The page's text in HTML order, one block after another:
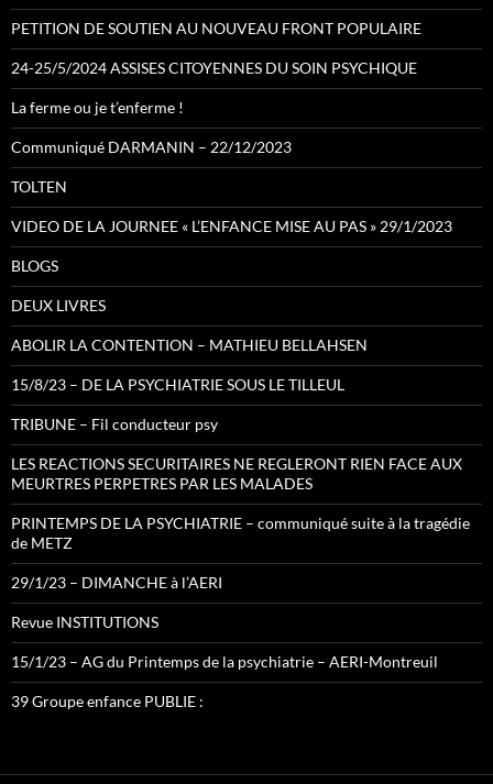
PETITION DE SOUTIEN AU NOUVEAU FRONT POPULAIRE
24-25/5/2024 ASSISES CITOYENNES DU SOIN PSYCHIQUE
La ferme ou je t’enferme !
Communiqué DARMANIN – 22/12/2023
TOLTEN
VIDEO DE LA JOURNEE « L’ENFANCE MISE AU PAS » 29/1/2023
BLOGS
DEUX LIVRES
ABOLIR LA CONTENTION – MATHIEU BELLAHSEN
15/8/23 – DE LA PSYCHIATRIE SOUS LE TILLEUL
TRIBUNE – Fil conducteur psy
LES REACTIONS SECURITAIRES NE REGLERONT RIEN FACE AUX
MEURTRES PERPETRES PAR LES MALADES
PRINTEMPS DE LA PSYCHIATRIE – communiqué suite à la tragédie
de METZ
29/1/23 – DIMANCHE à l’AERI
Revue INSTITUTIONS
15/1/23 – AG du Printemps de la psychiatrie – AERI-Montreuil
39 Groupe enfance PUBLIE :